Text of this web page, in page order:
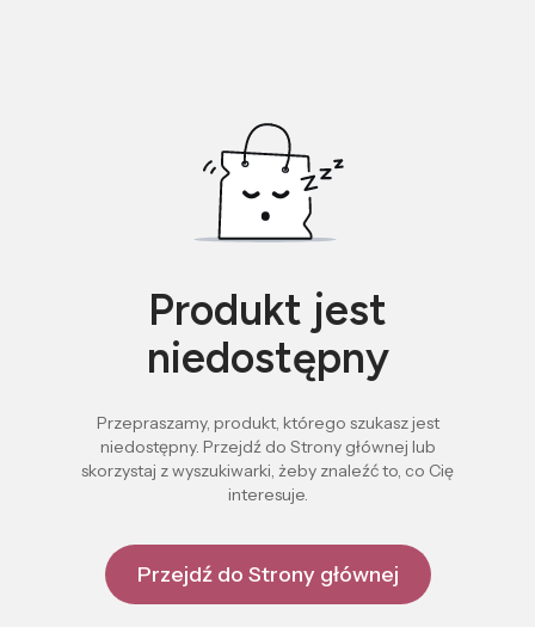
Produkt jest
niedostępny
Przepraszamy, produkt, którego szukasz jest
niedostępny. Przejdź do Strony głównej lub
skorzystaj z wyszukiwarki, żeby znaleźć to, co Cię
interesuje.
Przejdź do Strony głównej